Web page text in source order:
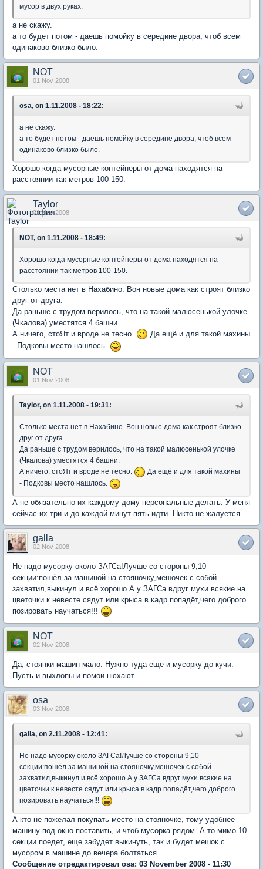
мусор в двух руках.
а не скажу.
а то будет потом - даешь помойку в середине двора, чтоб всем
одинаково близко было.
NOT
01 Nov 2008
osa, on 1.11.2008 - 18:22:
а не скажу.
а то будет потом - даешь помойку в середине двора, чтоб всем
одинаково близко было.
Хорошо когда мусорные контейнеры от дома находятся на
расстоянии так метров 100-150.
Taylor
01 Nov 2008
NOT, on 1.11.2008 - 18:49:
Хорошо когда мусорные контейнеры от дома находятся на
расстоянии так метров 100-150.
Столько места нет в Нахабино. Вон новые дома как строят близко
друг от друга.
Да раньше с трудом верилось, что на такой малюсенькой улочке
(Чкалова) уместятся 4 башни.
А ничего, стоЯт и вроде не тесно.
Да ещё и для такой махины
- Подковы место нашлось.
NOT
01 Nov 2008
Taylor, on 1.11.2008 - 19:31:
Столько места нет в Нахабино. Вон новые дома как строят близко
друг от друга.
Да раньше с трудом верилось, что на такой малюсенькой улочке
(Чкалова) уместятся 4 башни.
А ничего, стоЯт и вроде не тесно.
Да ещё и для такой махины
- Подковы место нашлось.
А не обязательно их каждому дому персональные делать. У меня
сейчас их три и до каждой минут пять идти. Никто не жалуется
galla
02 Nov 2008
Не надо мусорку около ЗАГСа!Лучше со стороны 9,10
секции:пошёл за машиной на стояночку,мешочек с собой
захватил,выкинул и всё хорошо.А у ЗАГСа вдруг мухи всякие на
цветочки к невесте сядут или крыса в кадр попадёт,чего доброго
позировать научаться!!!
NOT
02 Nov 2008
Да, стоянки машин мало. Нужно туда еще и мусорку до кучи.
Пусть и выхлопы и помои нюхают.
osa
03 Nov 2008
galla, on 2.11.2008 - 12:41:
Не надо мусорку около ЗАГСа!Лучше со стороны 9,10
секции:пошёл за машиной на стояночку,мешочек с собой
захватил,выкинул и всё хорошо.А у ЗАГСа вдруг мухи всякие на
цветочки к невесте сядут или крыса в кадр попадёт,чего доброго
позировать научаться!!!
А кто не пожелал покупать место на стояночке, тому удобнее
машину под окно поставить, и чтоб мусорка рядом. А то мимо 10
секции поедет, еще забудет выкинуть, так и будет мешок с
мусором в машине до вечера болтаться...
Сообщение отредактировал osa: 03 November 2008 - 11:30